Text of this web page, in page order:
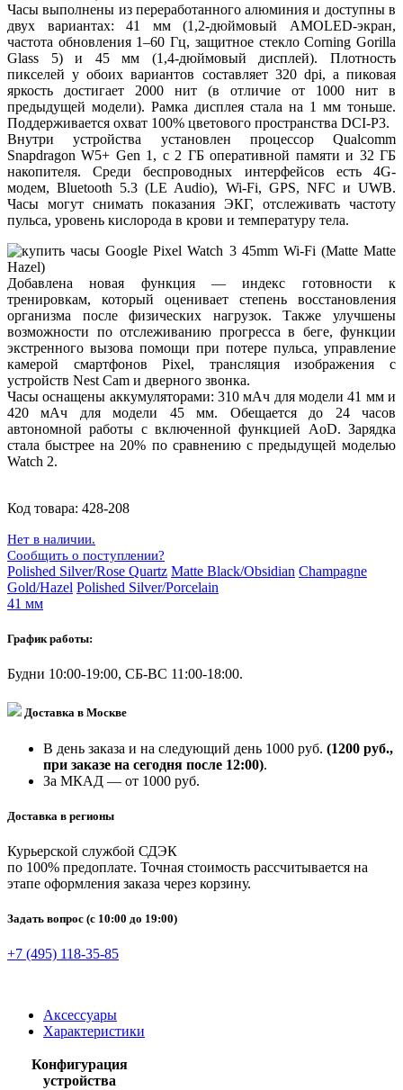
Часы выполнены из переработанного алюминия и доступны в
двух вариантах: 41 мм (1,2-дюймовый AMOLED-экран,
частота обновления 1–60 Гц, защитное стекло Corning Gorilla
Glass 5) и 45 мм (1,4-дюймовый дисплей). Плотность
пикселей у обоих вариантов составляет 320 dpi, а пиковая
яркость достигает 2000 нит (в отличие от 1000 нит в
предыдущей модели). Рамка дисплея стала на 1 мм тоньше.
Поддерживается охват 100% цветового пространства DCI-P3.
Внутри устройства установлен процессор Qualcomm
Snapdragon W5+ Gen 1, с 2 ГБ оперативной памяти и 32 ГБ
накопителя. Среди беспроводных интерфейсов есть 4G-
модем, Bluetooth 5.3 (LE Audio), Wi-Fi, GPS, NFC и UWB.
Часы могут снимать показания ЭКГ, отслеживать частоту
пульса, уровень кислорода в крови и температуру тела.
Добавлена новая функция — индекс готовности к
тренировкам, который оценивает степень восстановления
организма после физических нагрузок. Также улучшены
возможности по отслеживанию прогресса в беге, функции
экстренного вызова помощи при потере пульса, управление
камерой смартфонов Pixel, трансляция изображения с
устройств Nest Cam и дверного звонка.
Часы оснащены аккумуляторами: 310 мАч для модели 41 мм и
420 мАч для модели 45 мм. Обещается до 24 часов
автономной работы с включенной функцией AoD. Зарядка
стала быстрее на 20% по сравнению с предыдущей моделью
Watch 2.
Код товара: 428-208
Нет в наличии.
Сообщить о поступлении?
Polished Silver/Rose Quartz Matte Black/Obsidian Champagne
Gold/Hazel Polished Silver/Porcelain
41 мм
График работы:
Будни 10:00-19:00, СБ-ВС 11:00-18:00.
Доставка в Москве
В день заказа и на следующий день 1000 руб. (1200 руб.,
при заказе на сегодня после 12:00).
За МКАД — от 1000 руб.
Доставка в регионы
Курьерской службой СДЭК
по 100% предоплате. Точная стоимость рассчитывается на
этапе оформления заказа через корзину.
Задать вопрос (с 10:00 до 19:00)
+7 (495) 118-35-85
Аксессуары
Характеристики
Конфигурация
устройства